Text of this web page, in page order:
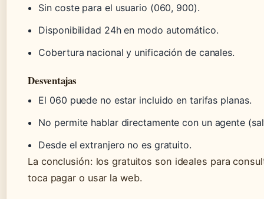
Sin coste para el usuario (060, 900).
Disponibilidad 24h en modo automático.
Cobertura nacional y unificación de canales.
Desventajas
El 060 puede no estar incluido en tarifas planas.
No permite hablar directamente con un agente
Desde el extranjero no es gratuito.
La conclusión: los gratuitos son ideales para
toca pagar o usar la web.